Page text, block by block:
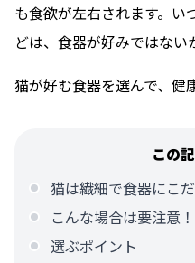
も食欲が左右されます。い
どは、食器が好みではない
猫が好む食器を選んで、健
この
猫は繊細で食器にこ
こんな場合は要注意
選ぶポイント